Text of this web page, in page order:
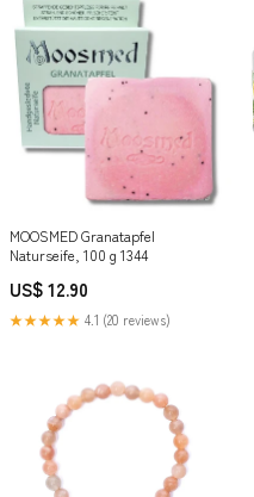
MOOSMED Granatapfel
Naturseife, 100 g 1344
US$ 12.90
★★★★★ 4.1 (20 reviews)